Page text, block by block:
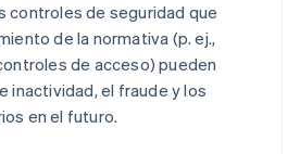
controles de seguridad que
de la normativa (p. ej.,
de acceso) pueden
inactividad, el fraude y los
en el futuro.